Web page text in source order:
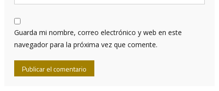
Guarda mi nombre, correo electrónico y web en este
navegador para la próxima vez que comente.